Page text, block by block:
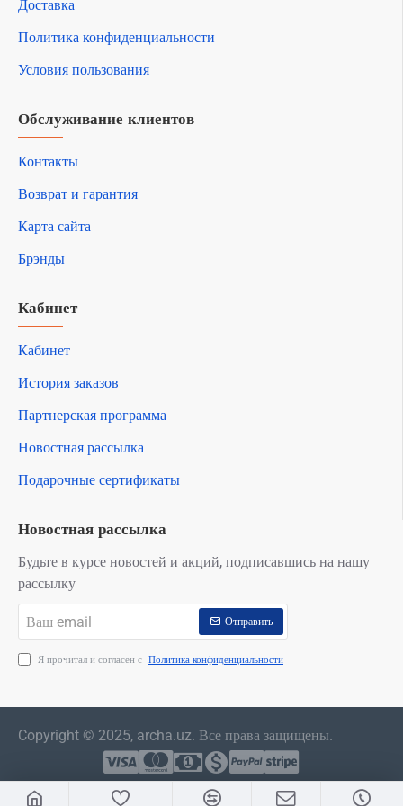
Доставка
Политика конфиденциальности
Условия пользования
Обслуживание клиентов
Контакты
Возврат и гарантия
Карта сайта
Брэнды
Кабинет
Кабинет
История заказов
Партнерская программа
Новостная рассылка
Подарочные сертификаты
Новостная рассылка
Будьте в курсе новостей и акций, подписавшись на нашу
рассылку
email
Отправить
Я прочитал и согласен с Политика конфиденциальности
Copyright © 2025, archa.uz. Все права защищены.